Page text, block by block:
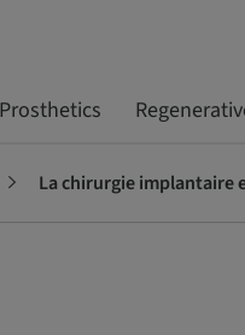
Prosthetics
La chirurgie implantaire